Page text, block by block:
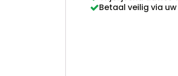
andBetaal veilig via